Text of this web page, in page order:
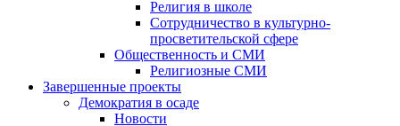
Религия в школе
Сотрудничество в культурно-
просветительской сфере
Общественность и СМИ
Религиозные СМИ
Завершенные проекты
Демократия в осаде
Новости